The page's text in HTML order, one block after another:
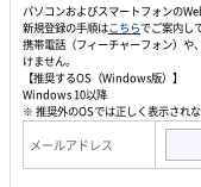
パソコンおよびスマートフォンの
新規登録の手順はこちらでご案内し
携帯電話（フィーチャーフォン）
けません。
【推奨するOS（Windows版）】
Windows 10以降
※ 推奨外のOSでは正しく表示され
メールアドレス